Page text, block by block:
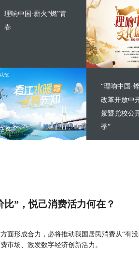
理响中国·薪火“燃”青
春
“理响中国·
改革开放中
景暨党校公
季”
比”，悦己消费活力何在？
面形成合力，必将推动我国居民消费从“有
市场、激发数字经济创新活力。